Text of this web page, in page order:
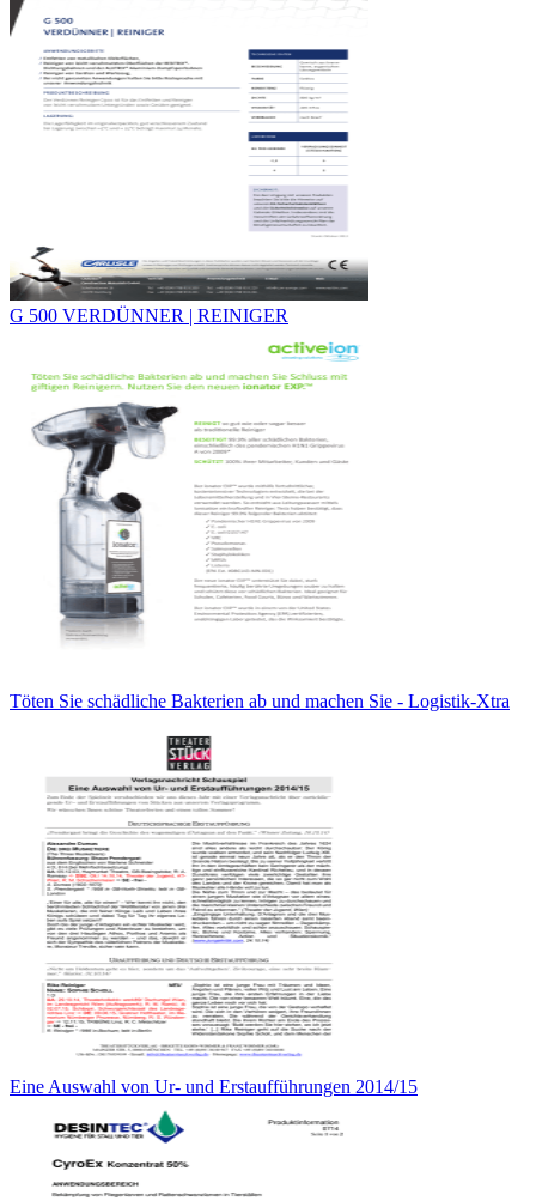
G 500 VERDÜNNER | REINIGER
Töten Sie schädliche Bakterien ab und machen Sie - Logistik-Xtra
Eine Auswahl von Ur- und Erstaufführungen 2014/15